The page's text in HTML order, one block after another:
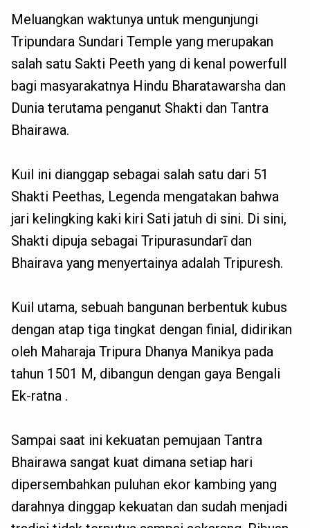
Meluangkan waktunya untuk mengunjungi
Tripundara Sundari Temple yang merupakan
salah satu Sakti Peeth yang di kenal powerfull
bagi masyarakatnya Hindu Bharatawarsha dan
Dunia terutama penganut Shakti dan Tantra
Bhairawa.
Kuil ini dianggap sebagai salah satu dari 51
Shakti Peethas, Legenda mengatakan bahwa
jari kelingking kaki kiri Sati jatuh di sini. Di sini,
Shakti dipuja sebagai Tripurasundarī dan
Bhairava yang menyertainya adalah Tripuresh.
Kuil utama, sebuah bangunan berbentuk kubus
dengan atap tiga tingkat dengan finial, didirikan
oleh Maharaja Tripura Dhanya Manikya pada
tahun 1501 M, dibangun dengan gaya Bengali
Ek-ratna .
Sampai saat ini kekuatan pemujaan Tantra
Bhairawa sangat kuat dimana setiap hari
dipersembahkan puluhan ekor kambing yang
darahnya dinggap kekuatan dan sudah menjadi